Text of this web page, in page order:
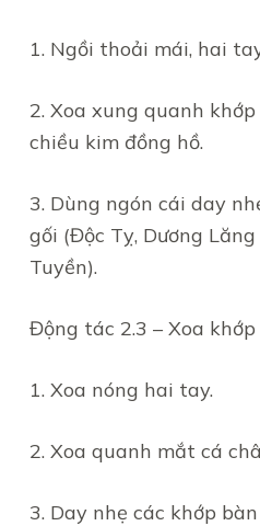
1. Ngồi thoải mái, hai
2. Xoa xung quanh
chiều kim đồng hồ.
3. Dùng ngón cái day
gối (Độc Tỵ, Dương
Tuyền).
Động tác 2.3 – Xoa
1. Xoa nóng hai tay.
2. Xoa quanh mắt cá
3. Day nhẹ các khớp